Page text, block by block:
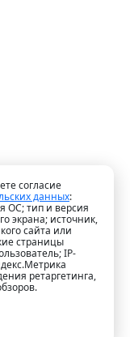
ни было форме без
согласие
данных:
ОС; тип и версия
экрана; источник,
сайта или
страницы
IP-
ретаргетинга,